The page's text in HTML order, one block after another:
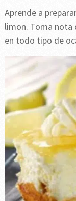
Aprende a
limon. Toma nota
en todo tipo de